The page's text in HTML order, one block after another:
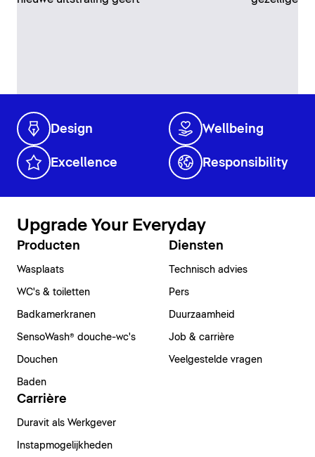
Design Wellbeing
Excellence Responsibility
Upgrade Your Everyday
Producten
Wasplaats
WC's & toiletten
Badkamerkranen
SensoWash® douche-wc's
Douchen
Baden
Diensten
Technisch advies
Pers
Duurzaamheid
Job & carrière
Veelgestelde vragen
Carrière
Duravit als Werkgever
Instapmogelijkheden